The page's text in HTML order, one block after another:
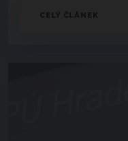
CELÝ ČLÁNEK